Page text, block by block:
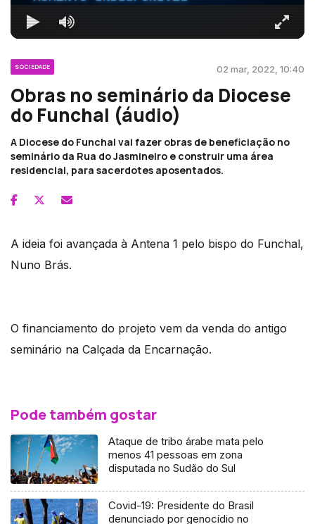
SOCIEDADE 02 mar, 2022, 10:40
Obras no seminário da Diocese
do Funchal (áudio)
A Diocese do Funchal vai fazer obras de beneficiação no
seminário da Rua do Jasmineiro e construir uma área
residencial, para sacerdotes aposentados.
A ideia foi avançada à Antena 1 pelo bispo do Funchal,
Nuno Brás.
O financiamento do projeto vem da venda do antigo
seminário na Calçada da Encarnação.
Pode também gostar
Ataque de tribo árabe mata pelo
menos 41 pessoas em zona
disputada no Sudão do Sul
Covid-19: Presidente do Brasil
denunciado por genocídio no